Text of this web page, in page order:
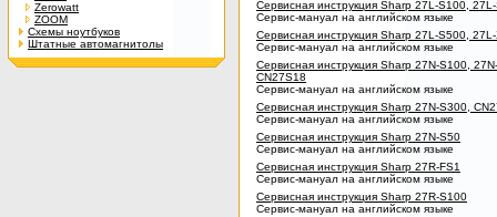
Zerowatt
ZOOM
Схемы ноутбуков
Штатные автомагнитолы
Сервисная инструкция Sharp 27L-S100,
Сервис-мануал на английском языке
Сервисная инструкция Sharp 27L-S500,
Сервис-мануал на английском языке
Сервисная инструкция Sharp 27N-S100,
CN27S18
Сервис-мануал на английском языке
Сервисная инструкция Sharp 27N-S300,
Сервис-мануал на английском языке
Сервисная инструкция Sharp 27N-S50
Сервис-мануал на английском языке
Сервисная инструкция Sharp 27R-FS1
Сервис-мануал на английском языке
Сервисная инструкция Sharp 27R-S100
Сервис-мануал на английском языке